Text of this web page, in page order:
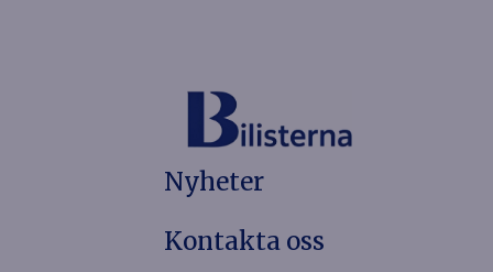
Nyheter
Kontakta oss